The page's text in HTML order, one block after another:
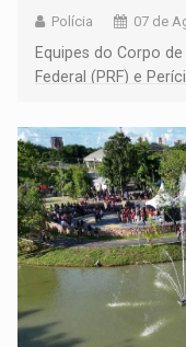
Polícia 07 de
Equipes do Corpo
Federal (PRF) e